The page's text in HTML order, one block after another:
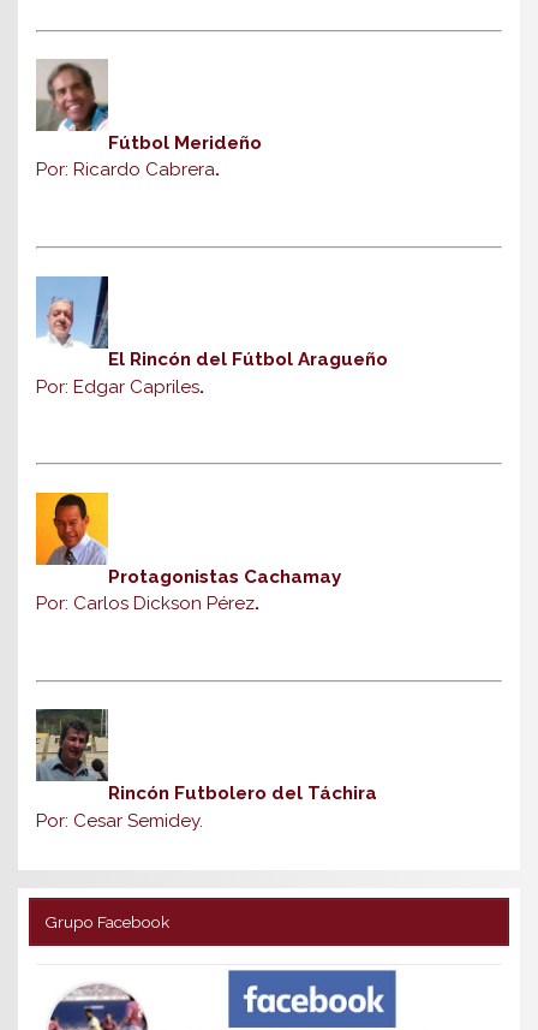
Fútbol Merideño
Por: Ricardo Cabrera.
El Rincón del Fútbol Aragueño
Por: Edgar Capriles.
Protagonistas Cachamay
Por: Carlos Dickson Pérez.
Rincón Futbolero del Táchira
Por: Cesar Semidey.
Grupo Facebook